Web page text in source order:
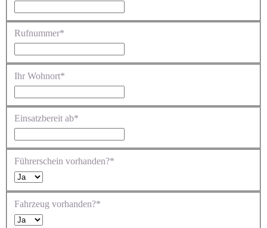
Rufnummer*
Ihr Wohnort*
Einsatzbereit ab*
Führerschein vorhanden?*
Fahrzeug vorhanden?*